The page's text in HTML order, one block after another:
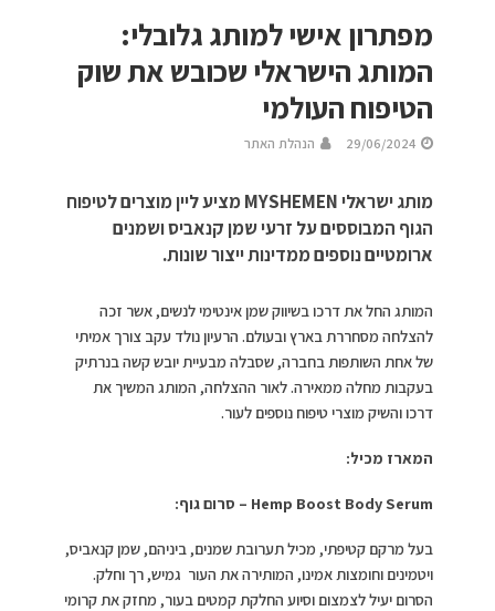
מפתרון אישי למותג גלובלי:
המותג הישראלי שכובש את שוק
הטיפוח העולמי
29/06/2024 הנהלת האתר
מותג ישראלי MYSHEMEN מציע ליין מוצרים לטיפוח
הגוף המבוססים על זרעי שמן קנאביס ושמנים
ארומטיים נוספים ממדינות ייצור שונות.
המותג החל את דרכו בשיווק שמן אינטימי לנשים, אשר זכה
להצלחה מסחררת בארץ ובעולם. הרעיון נולד עקב צורך אמיתי
של אחת השותפות בחברה, שסבלה מבעיית יובש קשה בנרתיק
בעקבות מחלה ממאירה. לאור ההצלחה, המותג המשיך את
דרכו והשיק מוצרי טיפוח נוספים לעור.
המארז מכיל:
Hemp Boost Body Serum – סרום גוף:
בעל מרקם קטיפתי, מכיל תערובת שמנים, ביניהם, שמן קנאביס,
ויטמינים וחומצות אמינו, המותירה את העור גמיש, רך וחלק.
הסרום יעיל לצמצום וסיוע החלקת קמטים בעור, מחזק את קרומי